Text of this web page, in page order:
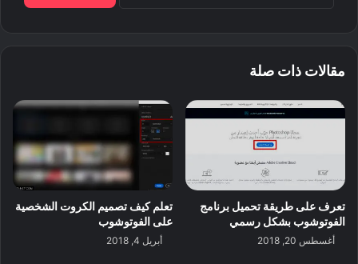
مقالات ذات صلة
تعرف على طريقة تحميل برنامج
الفوتوشوب بشكل رسمي
أغسطس 20, 2018
تعلم كيف تصميم الكروت الشخصية
على الفوتوشوب
أبريل 4, 2018